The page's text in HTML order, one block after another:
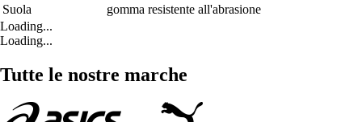
Suola
gomma resistente all'abrasione
Loading...
Loading...
Tutte le nostre marche